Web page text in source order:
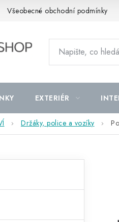
Všeobecné obchodní podmínky
EXTERIÉR
Držáky, police a vozíky